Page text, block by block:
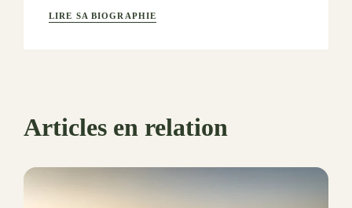
LIRE SA BIOGRAPHIE
Articles en relation